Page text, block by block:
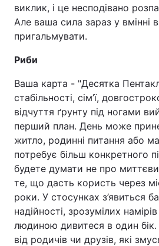
виклик, і це несподівано
Але ваша сила зараз у вмінні
пригальмувати.
Риби
Ваша карта - "Десятка
стабільності, сім’ї,
відчуття ґрунту під ногами
перший план. День може
житло, родинні питання або
потребує більш конкретного
будете думати не про
те, що дасть користь через
роки. У стосунках з’явиться
надійності, зрозумілих
людиною дивитеся в один
від родичів чи друзів, які